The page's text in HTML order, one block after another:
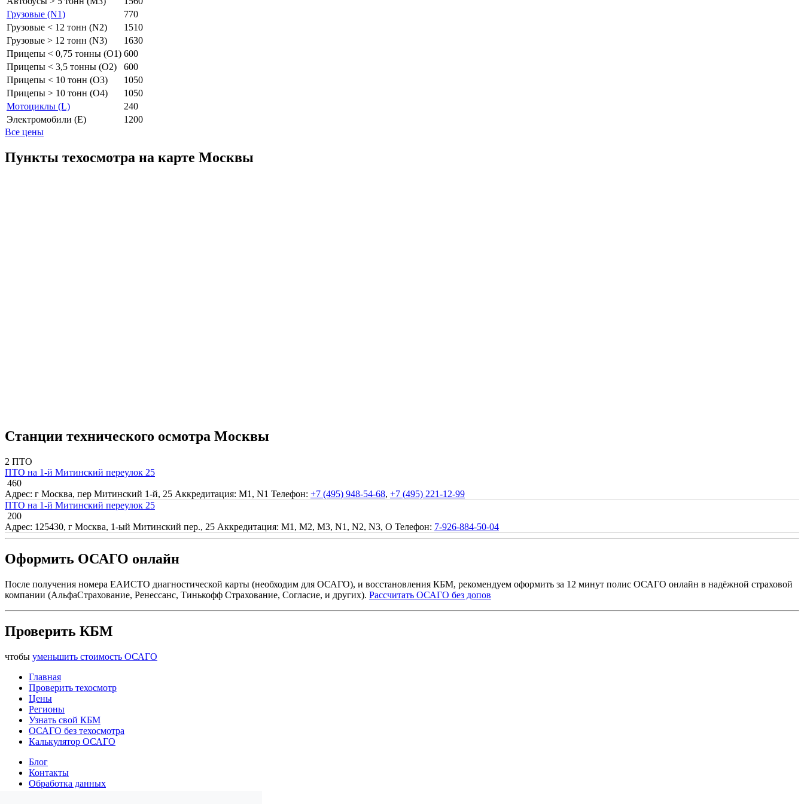
Грузовые (N1)
770
Грузовые < 12 тонн (N2)
1510
Грузовые > 12 тонн (N3)
1630
Прицепы < 0,75 тонны (O1) 600
Прицепы < 3,5 тонны (O2)
600
Прицепы < 10 тонн (O3)
1050
Прицепы > 10 тонн (O4)
1050
Мотоциклы (L)
240
Электромобили (E)
1200
Все цены
Пункты техосмотра на карте Москвы
Станции технического осмотра Москвы
2 ПТО
ПТО на 1-й Митинский переулок 25
460
Адрес: г Москва, пер Митинский 1-й, 25 Аккредитация: M1, N1 Телефон: +7 (495) 948-54-68, +7 (495) 221-12-99
ПТО на 1-й Митинский переулок 25
200
Адрес: 125430, г Москва, 1-ый Митинский пер., 25 Аккредитация: M1, M2, M3, N1, N2, N3, O Телефон: 7-926-884-50-04
Оформить ОСАГО онлайн
После получения номера ЕАИСТО диагностической карты (необходим для ОСАГО), и восстановления КБМ, рекомендуем оформить за 12 минут полис ОСАГО онлайн в надёжной страховой
компании (АльфаСтрахование, Ренессанс, Тинькофф Страхование, Согласие, и других). Рассчитать ОСАГО без допов
Проверить КБМ
чтобы уменьшить стоимость ОСАГО
Главная
Проверить техосмотр
Цены
Регионы
Узнать свой КБМ
ОСАГО без техосмотра
Калькулятор ОСАГО
Блог
Контакты
Обработка данных